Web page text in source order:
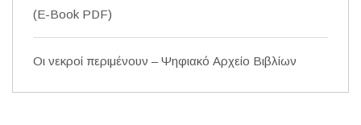
(E-Book PDF)
Οι νεκροί περιμένουν – Ψηφιακό Αρχείο Βιβλίων